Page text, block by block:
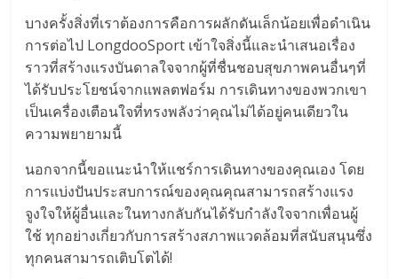
บางครั้งสิ่งที่เราต้องการคือการผลักดันเล็กน้อยเพื่อดำเนิน
การต่อไป LongdooSport เข้าใจสิ่งนี้และนำเสนอเรื่อง
ราวที่สร้างแรงบันดาลใจจากผู้ที่ชื่นชอบสุขภาพคนอื่นๆที่
ได้รับประโยชน์จากแพลตฟอร์ม การเดินทางของพวกเขา
เป็นเครื่องเตือนใจที่ทรงพลังว่าคุณไม่ได้อยู่คนเดียวใน
ความพยายามนี้
นอกจากนี้ขอแนะนำให้แชร์การเดินทางของคุณเอง โดย
การแบ่งปันประสบการณ์ของคุณคุณสามารถสร้างแรง
จูงใจให้ผู้อื่นและในทางกลับกันได้รับกำลังใจจากเพื่อนผู้
ใช้ ทุกอย่างเกี่ยวกับการสร้างสภาพแวดล้อมที่สนับสนุนซึ่ง
ทุกคนสามารถเติบโตได้!